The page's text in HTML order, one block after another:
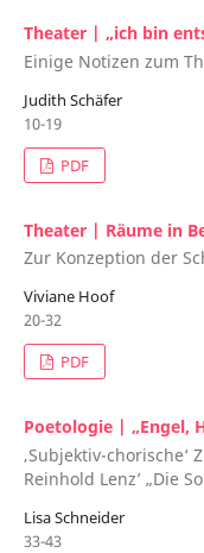
Theater | „ich bin
Einige Notizen zum
Judith Schäfer
10-19
PDF
Theater | Räume in
Zur Konzeption der
Viviane Hoof
20-32
PDF
Poetologie | „Engel,
‚Subjektiv-chorische‘
Reinhold Lenz’ „Die
Lisa Schneider
33-43